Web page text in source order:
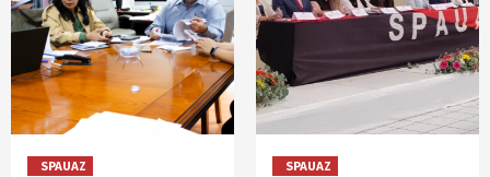
SPAUAZ SPAUAZ